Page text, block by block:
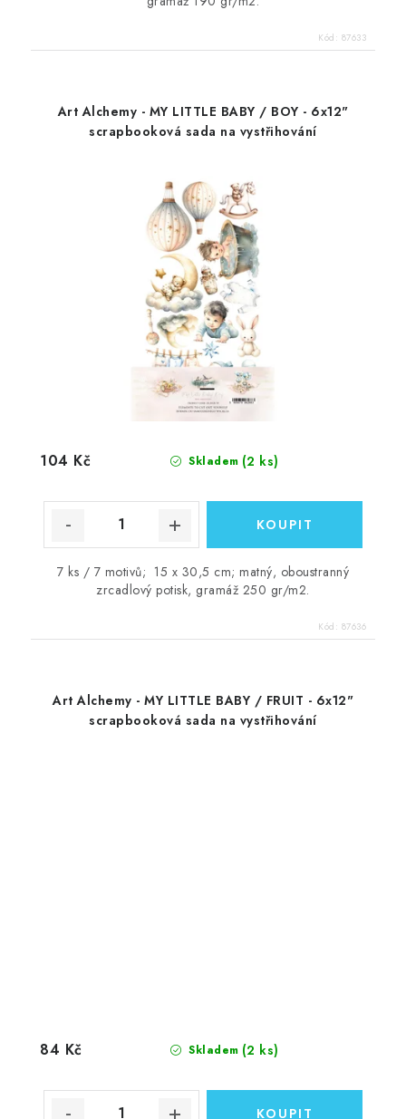
Kód: 87633
Art Alchemy - MY LITTLE BABY / BOY - 6x12"
scrapbooková sada na vystřihování
Skladem (2 ks)
104 Kč
7 ks / 7 motivů; 15 x 30,5 cm; matný, oboustranný
zrcadlový potisk, gramáž 250 gr/m2.
Kód: 87636
Art Alchemy - MY LITTLE BABY / FRUIT - 6x12"
scrapbooková sada na vystřihování
Skladem (2 ks)
84 Kč